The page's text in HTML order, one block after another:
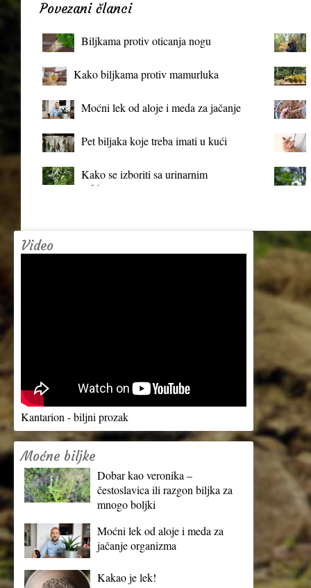
Povezani članci
Biljkama protiv oticanja nogu
Kako biljkama protiv mamurluka
Moćni lek od aloje i meda za jačanje
Pet biljaka koje treba imati u kući
Kako se izboriti sa urinarnim
infekcijama?
Video
Kantarion - biljni prozak
Moćne biljke
Dobar kao veronika –
čestoslavica ili razgon biljka za
mnogo boljki
Moćni lek od aloje i meda za
jačanje organizma
Kakao je lek!